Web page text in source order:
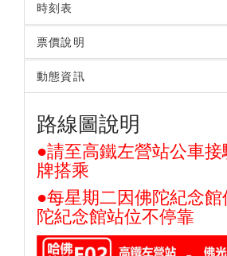
時刻表
票價說明
動態資訊
路線圖說明
●請至高鐵左營站公車
牌搭乘
●每星期二因佛陀紀念
陀紀念館站位不停靠